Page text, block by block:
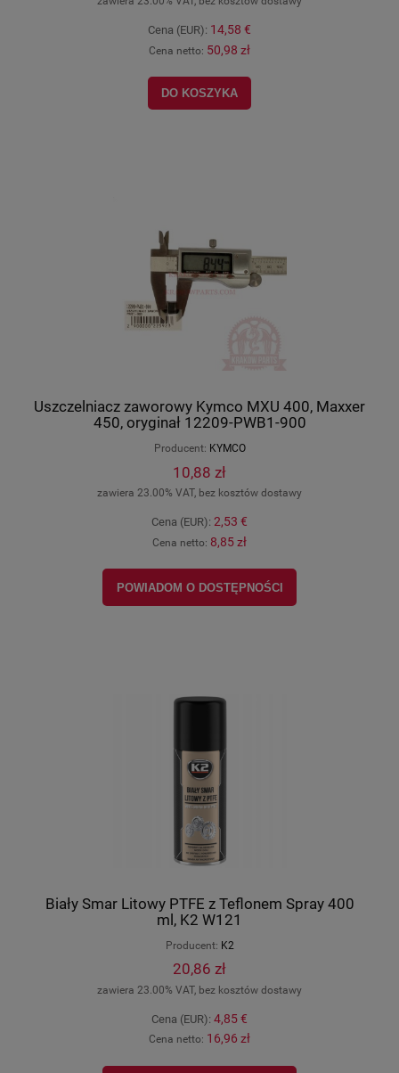
Cena (EUR): 14,58 €
Cena netto: 50,98 zł
DO KOSZYKA
Uszczelniacz zaworowy Kymco MXU 400, Maxxer
450, oryginał 12209-PWB1-900
Producent: KYMCO
10,88 zł
zawiera 23.00% VAT, bez kosztów dostawy
Cena (EUR): 2,53 €
Cena netto: 8,85 zł
POWIADOM O DOSTĘPNOŚCI
Biały Smar Litowy PTFE z Teflonem Spray 400
ml, K2 W121
Producent: K2
20,86 zł
zawiera 23.00% VAT, bez kosztów dostawy
Cena (EUR): 4,85 €
Cena netto: 16,96 zł